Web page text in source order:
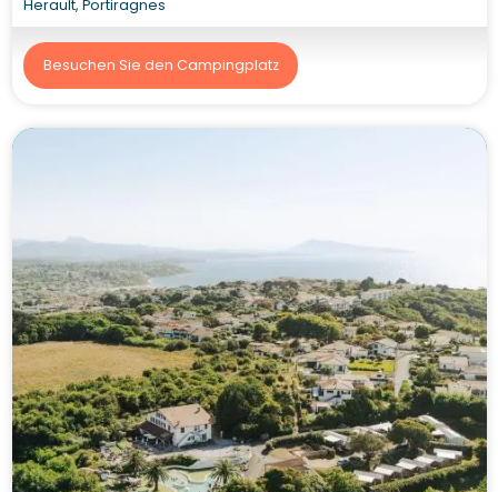
Herault, Portiragnes
Besuchen Sie den Campingplatz